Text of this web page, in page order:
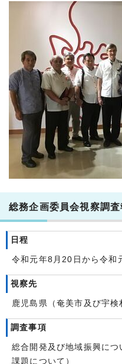
総務企画委員会視察調査
日程
令和元年8月20日から令和
視察先
鹿児島県（奄美市及び宇検
調査事項
総合開発及び地域振興に
課題について）